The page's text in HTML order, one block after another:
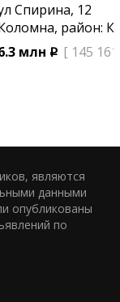
Спирина, 12
район:
млн p [ 145 161
являются
данными
опубликованы
по